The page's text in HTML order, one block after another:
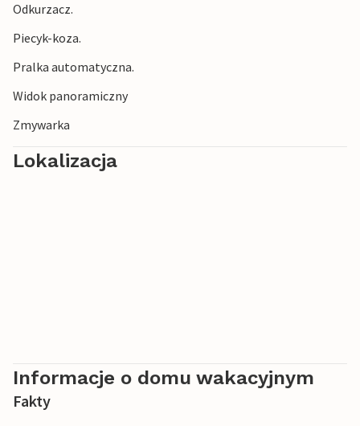
Odkurzacz.
Piecyk-koza.
Pralka automatyczna.
Widok panoramiczny
Zmywarka
Lokalizacja
Informacje o domu wakacyjnym
Fakty